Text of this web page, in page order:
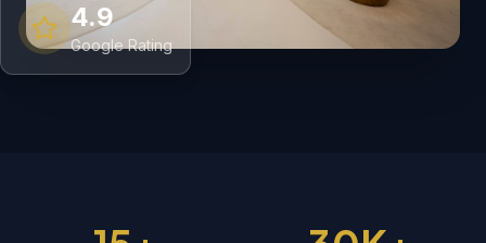
4.9
Google Rating